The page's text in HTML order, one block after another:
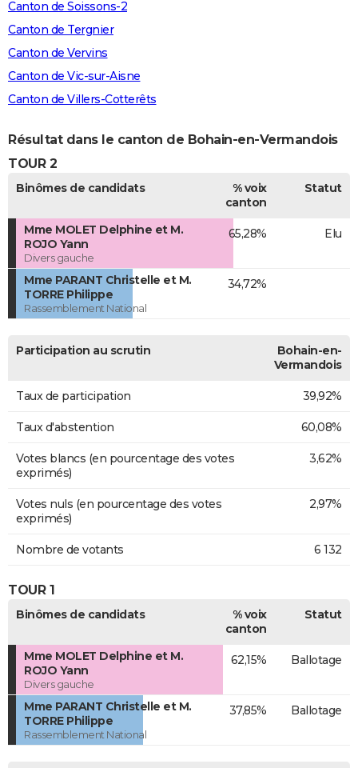
Canton de Soissons-2
Canton de Tergnier
Canton de Vervins
Canton de Vic-sur-Aisne
Canton de Villers-Cotterêts
Résultat dans le canton de Bohain-en-Vermandois
TOUR 2
Binômes de candidats
% voix
canton
Statut
Mme MOLET Delphine et M.
ROJO Yann
Divers gauche
65,28% Elu
Mme PARANT Christelle et M.
TORRE Philippe
Rassemblement National
34,72%
Participation au scrutin
Bohain-en-
Vermandois
Taux de participation 39,92%
Taux d'abstention 60,08%
Votes blancs (en pourcentage des votes
exprimés)
3,62%
Votes nuls (en pourcentage des votes
exprimés)
2,97%
Nombre de votants 6 132
TOUR 1
Binômes de candidats
% voix
canton
Statut
Mme MOLET Delphine et M.
ROJO Yann
Divers gauche
62,15% Ballotage
Mme PARANT Christelle et M.
TORRE Philippe
Rassemblement National
37,85% Ballotage